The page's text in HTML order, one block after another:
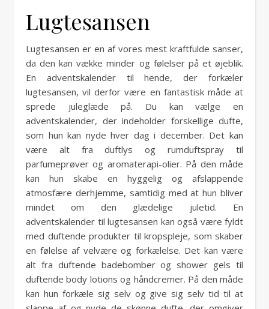
Lugtesansen
Lugtesansen er en af vores mest kraftfulde sanser,
da den kan vække minder og følelser på et øjeblik.
En adventskalender til hende, der forkæler
lugtesansen, vil derfor være en fantastisk måde at
sprede juleglæde på. Du kan vælge en
adventskalender, der indeholder forskellige dufte,
som hun kan nyde hver dag i december. Det kan
være alt fra duftlys og rumduftspray til
parfumeprøver og aromaterapi-olier. På den måde
kan hun skabe en hyggelig og afslappende
atmosfære derhjemme, samtidig med at hun bliver
mindet om den glædelige juletid. En
adventskalender til lugtesansen kan også være fyldt
med duftende produkter til kropspleje, som skaber
en følelse af velvære og forkælelse. Det kan være
alt fra duftende badebomber og shower gels til
duftende body lotions og håndcremer. På den måde
kan hun forkæle sig selv og give sig selv tid til at